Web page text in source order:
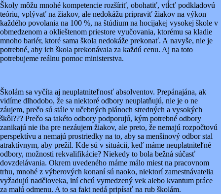
Školy môžu mnohé kompetencie rozšíriť, obohatiť, vtĺcť podkladovú
teóriu, vplývať na žiakov, ale nedokážu pripraviť žiakov na výkon
každého povolania na 100 %, na štúdium na hocijakej vysokej škole v
obmedzenom a oklieštenom priestore vyučovania, ktorému sa kladie
mnoho bariér, ktoré sama škola nedokáže prekonať. A navyše, nie je
potrebné, aby ich škola prekonávala za každú cenu. Aj na toto
potrebujeme reálnu pomoc ministerstva.
Školám sa vyčíta aj neuplatniteľnosť absolventov. Prepánajána, ak
vidíme dlhodobo, že sa niektoré odbory neuplatňujú, nie je o ne
záujem, prečo sú stále v učebných plánoch stredných a vysokých
škôl??? Prečo sa takéto odbory podporujú, kým potrebné odbory
zanikajú nie iba pre nezáujem žiakov, ale preto, že nemajú rozpočtovú
perspektívu a nemajú prostriedky na to, aby sa menšinový odbor stal
atraktívnym, aby prežil. Kde sú v situácii, keď máme neuplatniteľné
odbory, možnosti rekvalifikácie? Niekedy to bola bežná súčasť
dovzdelávania. Okrem uvedeného máme málo miest na pracovnom
trhu, mnohé z výberových konaní sú naoko, niektorí zamestnávatelia
vyžadujú nadčloveka, iní chcú vymedzený vek alebo kvantum práce
za malú odmenu. A to sa fakt nedá pripísať na rub školám.